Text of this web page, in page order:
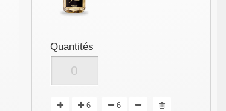
Quantités
6 6